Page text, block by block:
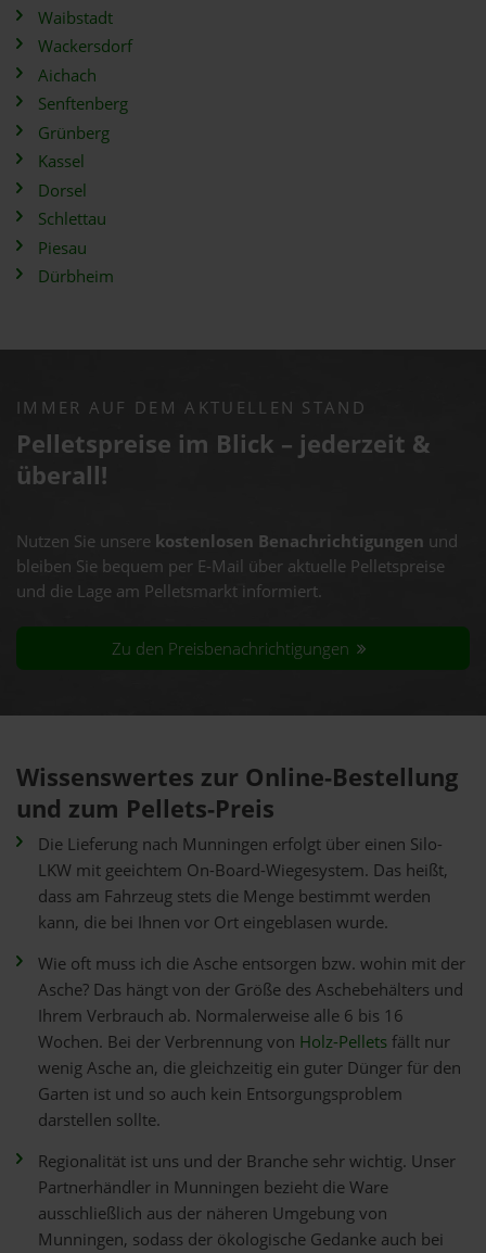
Waibstadt
Wackersdorf
Aichach
Senftenberg
Grünberg
Kassel
Dorsel
Schlettau
Piesau
Dürbheim
IMMER AUF DEM AKTUELLEN STAND
Pelletspreise im Blick – jederzeit &
überall!
Nutzen Sie unsere kostenlosen Benachrichtigungen und
bleiben Sie bequem per E-Mail über aktuelle Pelletspreise
und die Lage am Pelletsmarkt informiert.
Zu den Preisbenachrichtigungen
Wissenswertes zur Online-Bestellung
und zum Pellets-Preis
Die Lieferung nach Munningen erfolgt über einen Silo-
LKW mit geeichtem On-Board-Wiegesystem. Das heißt,
dass am Fahrzeug stets die Menge bestimmt werden
kann, die bei Ihnen vor Ort eingeblasen wurde.
Wie oft muss ich die Asche entsorgen bzw. wohin mit der
Asche? Das hängt von der Größe des Aschebehälters und
Ihrem Verbrauch ab. Normalerweise alle 6 bis 16
Wochen. Bei der Verbrennung von Holz-Pelletsfällt nur
wenig Asche an, die gleichzeitig ein guter Dünger für den
Garten ist und so auch kein Entsorgungsproblem
darstellen sollte.
Regionalität ist uns und der Branche sehr wichtig. Unser
Partnerhändler in Munningen bezieht die Ware
ausschließlich aus der näheren Umgebung von
Munningen, sodass der ökologische Gedanke auch bei